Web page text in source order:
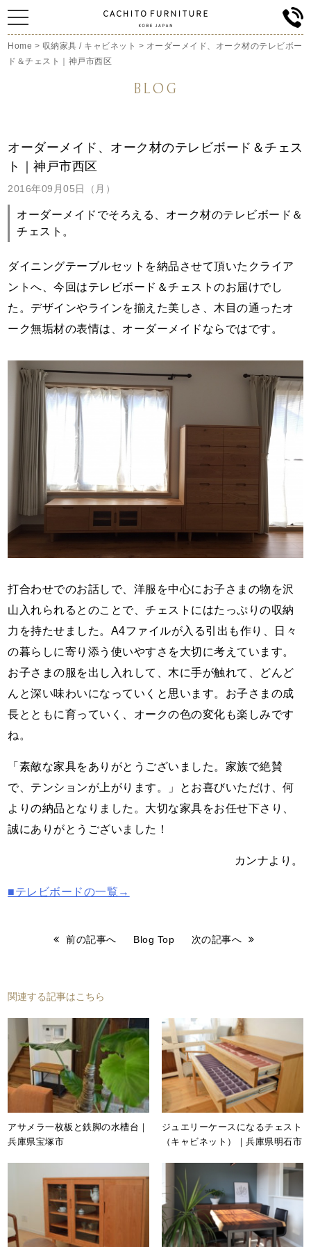
Home > 収納家具 / キャビネット > オーダーメイド、オーク材のテレビボー
ド＆チェスト｜神戸市西区
BLOG
オーダーメイド、オーク材のテレビボード＆チェス
ト｜神戸市西区
2016年09月05日（月）
オーダーメイドでそろえる、オーク材のテレビボード＆
チェスト。
ダイニングテーブルセットを納品させて頂いたクライア
ントへ、今回はテレビボード＆チェストのお届けでし
た。デザインやラインを揃えた美しさ、 木目の通ったオ
ーク無垢材の表情は、オーダーメイドならではです。
打合わせでのお話しで、洋服を中心にお子さまの物を沢
山入れられるとのことで、チェストにはたっぷりの収納
力を持たせました。A4ファイルが入る引出も作り、日々
の暮らしに寄り添う使いやすさを大切に考えています。
お子さまの服を出し入れして、木に手が触れて、どんど
んと深い味わいになっていくと思います。お子さまの成
長とともに育っていく、オークの色の変化も楽しみです
ね。
「素敵な家具をありがとうございました。家族で絶賛
で、テンションが上がります。」とお喜びいただけ、何
よりの納品となりました。大切な家具をお任せ下さり、
誠にありがとうございました！
カンナより。
■テレビボードの一覧→
前の記事へ Blog Top 次の記事へ
関連する記事はこちら
アサメラ一枚板と鉄脚の水槽台｜
兵庫県宝塚市
ジュエリーケースになるチェスト
（キャビネット）｜兵庫県明石市